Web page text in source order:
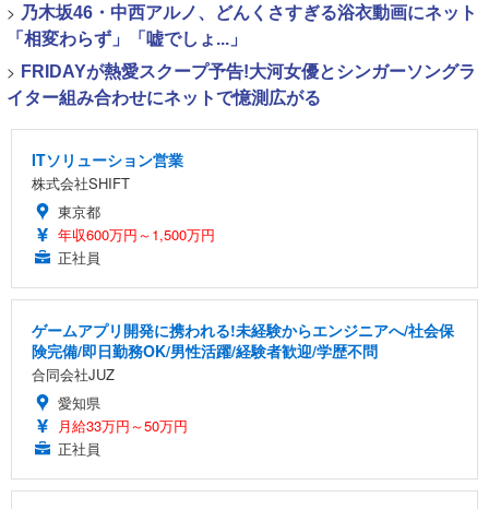
> 乃木坂46・中西アルノ、どんくさすぎる浴衣動画にネット
「相変わらず」「嘘でしょ...」
> FRIDAYが熱愛スクープ予告!大河女優とシンガーソングラ
イター組み合わせにネットで憶測広がる
ITソリューション営業
株式会社SHIFT
東京都
年収600万円～1,500万円
正社員
ゲームアプリ開発に携われる!未経験からエンジニアへ/社会保
険完備/即日勤務OK/男性活躍/経験者歓迎/学歴不問
合同会社JUZ
愛知県
月給33万円～50万円
正社員